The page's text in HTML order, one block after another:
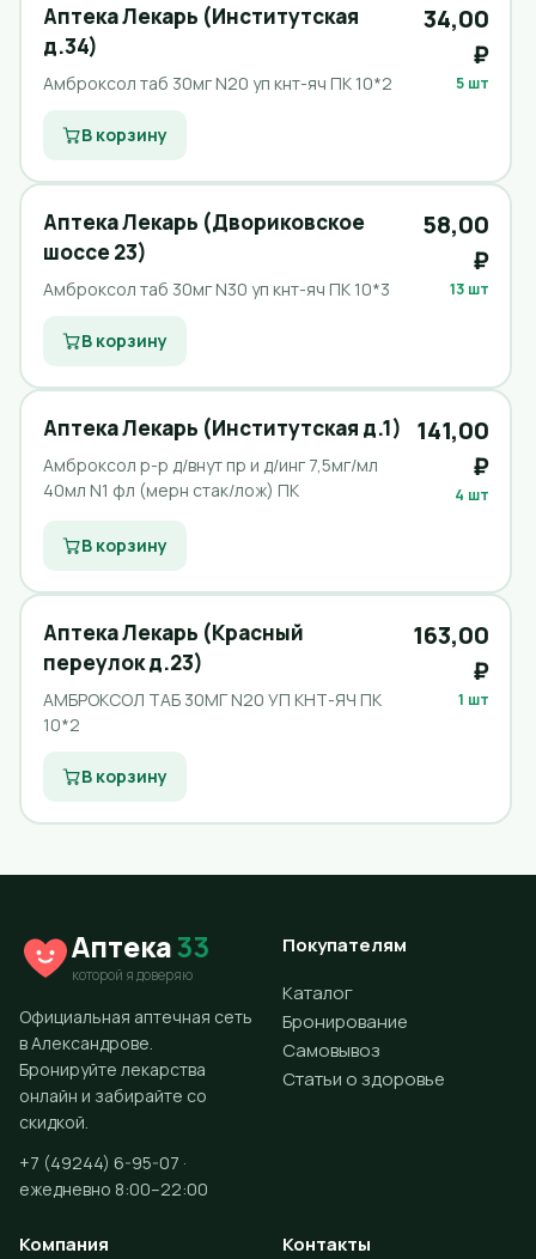
Аптека Лекарь (Институтская
д.34)
Амброксол таб 30мг N20 уп кнт-яч ПК 10*2
34,00
₽
5 шт
В корзину
Аптека Лекарь (Двориковское
шоссе 23)
Амброксол таб 30мг N30 уп кнт-яч ПК 10*3
58,00
₽
13 шт
В корзину
Аптека Лекарь (Институтская д.1)
Амброксол р-р д/внут пр и д/инг 7,5мг/мл
40мл N1 фл (мерн стак/лож) ПК
141,00
₽
4 шт
В корзину
Аптека Лекарь (Красный
переулок д.23)
АМБРОКСОЛ ТАБ 30МГ N20 УП КНТ-ЯЧ ПК
10*2
163,00
₽
1 шт
В корзину
Аптека33
которой я доверяю
Официальная аптечная сеть
в Александрове.
Бронируйте лекарства
онлайн и забирайте со
скидкой.
+7 (49244) 6-95-07 ·
ежедневно 8:00–22:00
Покупателям
Каталог
Бронирование
Самовывоз
Статьи о здоровье
Компания Контакты